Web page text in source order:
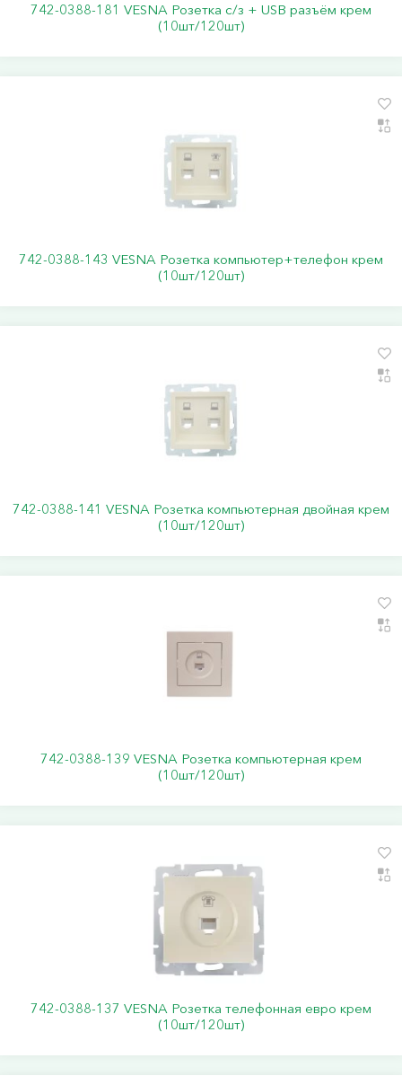
742-0388-181 VESNA Розетка с/з + USB разъём крем
(10шт/120шт)
742-0388-143 VESNA Розетка компьютер+телефон крем
(10шт/120шт)
742-0388-141 VESNA Розетка компьютерная двойная крем
(10шт/120шт)
742-0388-139 VESNA Розетка компьютерная крем
(10шт/120шт)
742-0388-137 VESNA Розетка телефонная евро крем
(10шт/120шт)